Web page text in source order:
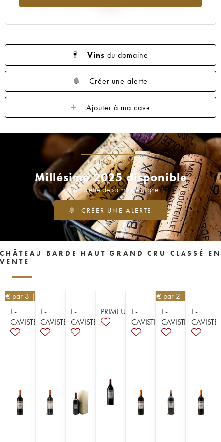
Vins du domaine
Créer une alerte
Ajouter à ma cave
PRIMEURS
Millésime 2025 disponible
Soyez alerté de sa mise en ligne
CRÉER UNE ALERTE
CHÂTEAU BARDE HAUT GRAND CRU CLASSÉ EN
VENTE
€ par 3 | -10%
E-
CAVISTE
E-
CAVISTE
E-
CAVISTE
PRIMEUR
E-
CAVISTE
58,50€ par 2 | -10%
E-
CAVISTE
E-
CAVISTE